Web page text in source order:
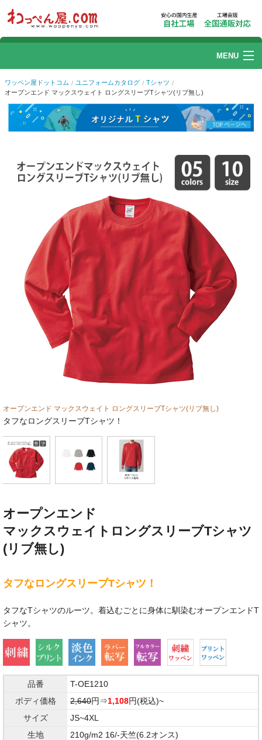
MENU
ワッペン
刺繍加工
帽子刺繍
ユニフォームカタログ
ご利用ガイド Q.よくある質問
お問い合わせフォーム
ワッペン屋ドットコム ユニフォームカタログ
Tシャツ
オープンエンド マックスウェイト ロングスリーブTシャツ(リブ無し)
オープンエンド マックスウェイト ロングスリーブTシャツ(リブ無し)
タフなロングスリーブTシャツ！
オープンエンド
マックスウェイトロングスリーブTシャツ
(リブ無し)
タフなロングスリーブTシャツ！
タフなTシャツのルーツ。着込むごとに身体に馴染むオープンエンドT
シャツ。
品番
T-OE1210
ボディ価格
2,640円⇒1,108円(税込)~
サイズ
JS~4XL
生地
210g/m2 16/-天竺(6.2オンス)